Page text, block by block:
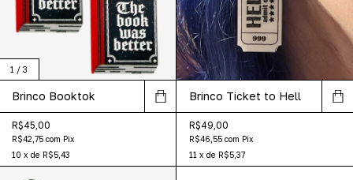
1 / 3
Brinco Booktok
R$45,00
R$42,75 com Pix
10 x de R$5,43
Brinco Ticket to Hell
R$49,00
R$46,55 com Pix
11 x de R$5,37